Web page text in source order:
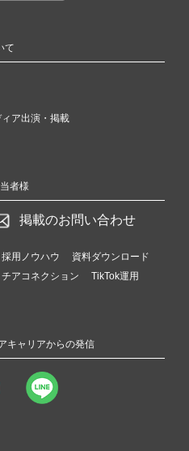
て
ィア出演・掲載
者様
掲載のお問い合わせ
採用ノウハウ
資料ダウンロード
チアコネクション
TikTok運用
キャリアからの発信